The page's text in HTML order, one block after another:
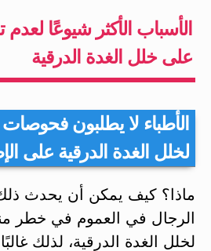
الأسباب الأكثر شيوعًا لعدم
على خلل الغدة الدرقية
الأطباء لا يطلبون فحوصات
لخلل الغدة الدرقية على
ماذا؟ كيف يمكن أن يحدث
الرجال في العموم في خطر
لخلل الغدة الدرقية، لذلك